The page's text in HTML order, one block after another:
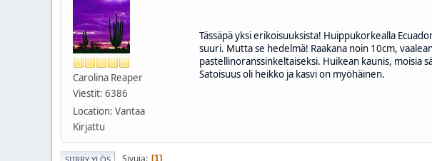
Carolina Reaper
Viestit: 6386
Location: Vantaa
Kirjattu
Tässäpä yksi erikoisuuksista! Huippukorkealla
suuri. Mutta se hedelmä! Raakana noin 10cm,
pastellinoranssinkeltaiseksi. Huikean kaunis, moisia
Satoisuus oli heikko ja kasvi on myöhäinen.
SIIRRY YLÖS Sivuja 1